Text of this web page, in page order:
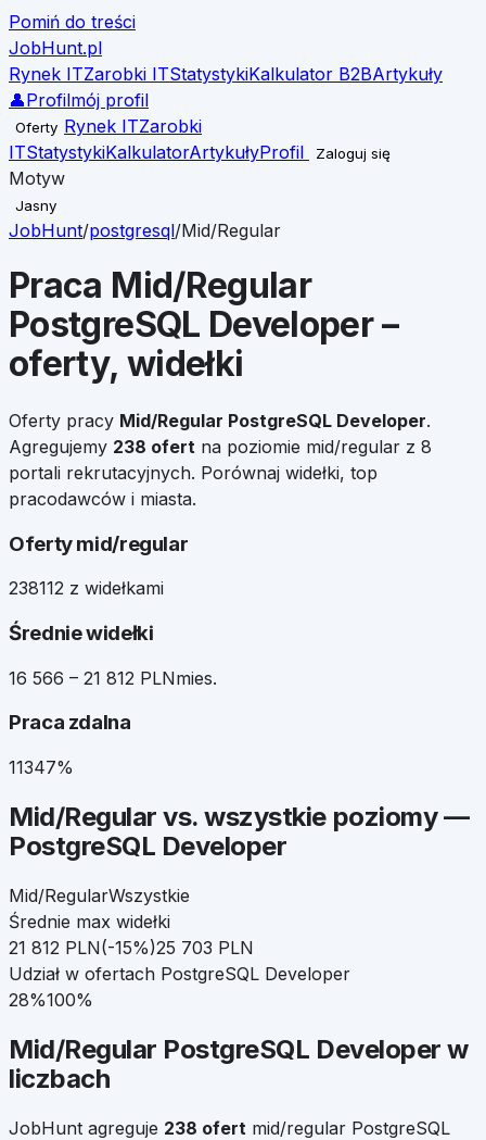
Pomiń do treści
JobHunt.pl
Rynek ITZarobki ITStatystykiKalkulator B2BArtykuły
👤Profilmój profil
Oferty Rynek ITZarobki
ITStatystykiKalkulatorArtykułyProfil Zaloguj się
Motyw
Jasny
JobHunt/postgresql/Mid/Regular
Praca Mid/Regular
PostgreSQL Developer–
oferty, widełki
Oferty pracy Mid/Regular PostgreSQL Developer.
Agregujemy 238 ofert na poziomie mid/regular z 8
portali rekrutacyjnych. Porównaj widełki, top
pracodawców i miasta.
Oferty mid/regular
238112 z widełkami
Średnie widełki
16 566 – 21 812 PLNmies.
Praca zdalna
11347%
Mid/Regular vs. wszystkie poziomy —
PostgreSQL Developer
Mid/RegularWszystkie
Średnie max widełki
21 812 PLN(-15%)25 703 PLN
Udział w ofertach PostgreSQL Developer
28%100%
Mid/Regular PostgreSQL Developer w
liczbach
JobHunt agreguje 238 ofert mid/regular PostgreSQL